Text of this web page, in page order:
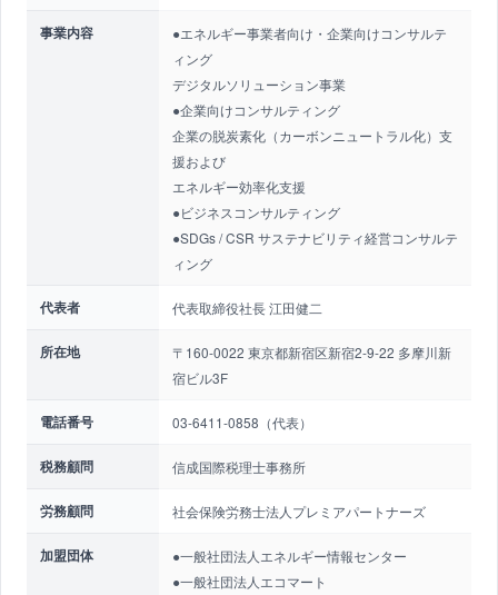
事業内容
●エネルギー事業者向け・企業向けコンサルテ
ィング
デジタルソリューション事業
●企業向けコンサルティング
企業の脱炭素化（カーボンニュートラル化）支
援および
エネルギー効率化支援
●ビジネスコンサルティング
●SDGs / CSR サステナビリティ経営コンサルテ
ィング
代表者 代表取締役社長 江田健二
所在地
〒160-0022 東京都新宿区新宿2-9-22 多摩川新
宿ビル3F
電話番号 03-6411-0858（代表）
税務顧問 信成国際税理士事務所
労務顧問 社会保険労務士法人プレミアパートナーズ
加盟団体
●一般社団法人エネルギー情報センター
●一般社団法人エコマート